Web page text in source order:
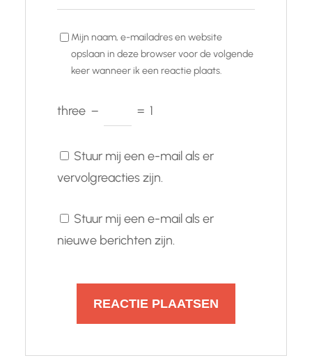
Mijn naam, e-mailadres en website
opslaan in deze browser voor de volgende
keer wanneer ik een reactie plaats.
three − = 1
Stuur mij een e-mail als er
vervolgreacties zijn.
Stuur mij een e-mail als er
nieuwe berichten zijn.